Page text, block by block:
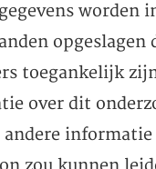
worden
opgeslagen
toegankelijk
over dit
andere